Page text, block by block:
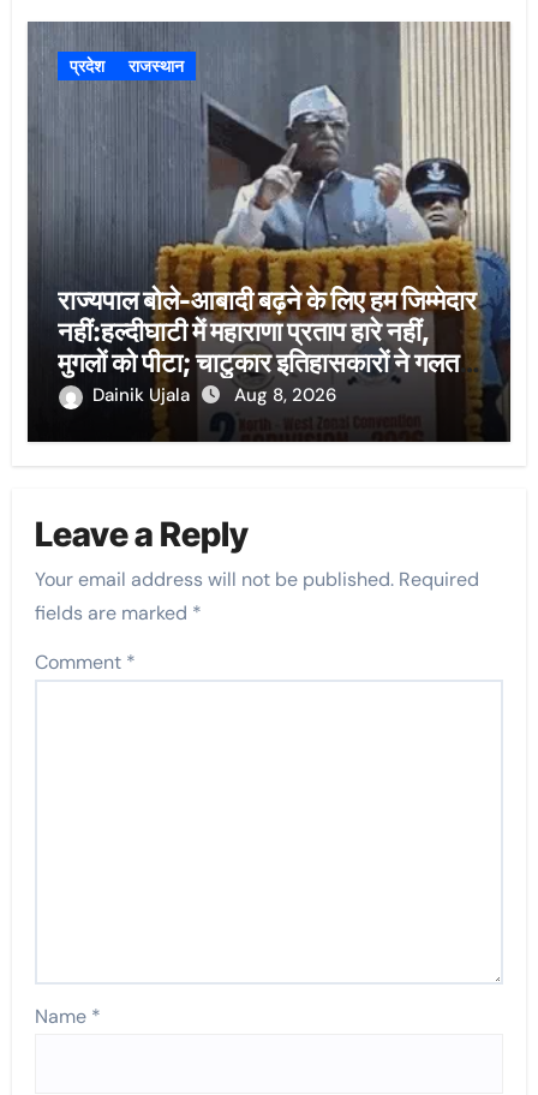
प्रदेश राजस्थान
राज्यपाल बोले-आबादी बढ़ने के लिए हम जिम्मेदार
नहीं:हल्दीघाटी में महाराणा प्रताप हारे नहीं,
मुगलों को पीटा; चाटुकार इतिहासकारों ने गलत
लिखाDainik Ujala Aug 8, 2026
Leave a Reply
Your email address will not be published. Required
fields are marked *
Comment *
Name *